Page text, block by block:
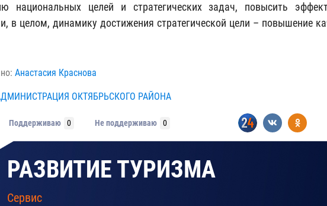
национальных целей и стратегических задач, повысить
в целом, динамику достижения стратегической цели – повышение
Анастасия Краснова
ОКТЯБРЬСКОГО РАЙОНА
Поддерживаю 0 Не поддерживаю 0
РАЗВИТИЕ ТУРИЗМА
Сервис